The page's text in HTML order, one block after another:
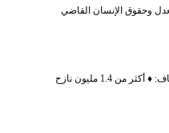
وحقوق الإنسان القاضي
♦️
أكثر من 1.4 مليون نازح